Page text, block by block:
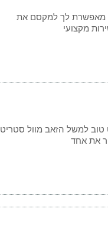
מאפשרת לך למקסם את
מקצועי
למשל הזאב מוול סטריט
את אחד